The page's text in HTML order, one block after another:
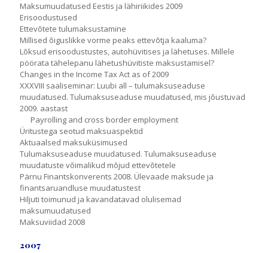
Maksumuudatused Eestis ja lähiriikides 2009
Erisoodustused
Ettevõtete tulumaksustamine
Millised õiguslikke vorme peaks ettevõtja kaaluma?
Lõksud erisoodustustes, autohüvitises ja lähetuses. Millele
pöörata tähelepanu lähetushüvitiste maksustamisel?
Changes in the Income Tax Act as of 2009
XXXVIII saaliseminar: Luubi all – tulumaksuseaduse
muudatused. Tulumaksuseaduse muudatused, mis jõustuvad
2009. aastast
Payrolling and cross border employment
Üritustega seotud maksuaspektid
Aktuaalsed maksuküsimused
Tulumaksuseaduse muudatused. Tulumaksuseaduse
muudatuste võimalikud mõjud ettevõtetele
Pärnu Finantskonverents 2008. Ülevaade maksude ja
finantsaruandluse muudatustest
Hiljuti toimunud ja kavandatavad olulisemad
maksumuudatused
Maksuviidad 2008
2007